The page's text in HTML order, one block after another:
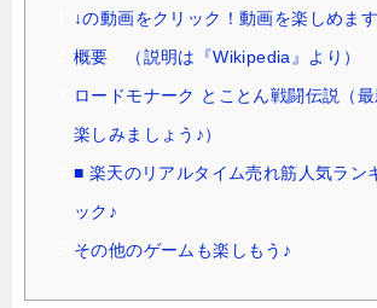
↓の動画をクリック！動画を楽しめま
概要 （説明は『Wikipedia』より）
ロードモナーク とことん戦闘伝説（
楽しみましょう♪）
■ 楽天のリアルタイム売れ筋人気ラン
ック♪
その他のゲームも楽しもう♪